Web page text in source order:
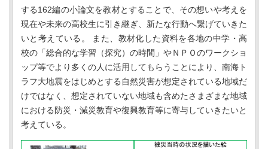
する162編の小論文を教材とすることで、その想いや考えを
現在や未来の高校生に引き継ぎ、新たな行動へ繋げていきた
いと考えている。 また、教材化した資料を各地の中学・高
校の「総合的な学習（探究）の時間」やＮＰＯのワークショ
ップ等でより多くの人に活用してもらうことにより、南海ト
ラフ大地震をはじめとする自然災害が想定されている地域だ
けではなく、想定されていない地域も含めたさまざまな地域
における防災・減災教育や復興教育等に寄与していきたいと
考えている。